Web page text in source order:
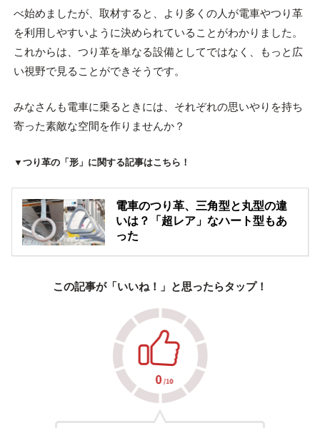
べ始めましたが、取材すると、より多くの人が電車やつり革
を利用しやすいように決められていることがわかりました。
これからは、つり革を単なる設備としてではなく、もっと広
い視野で見ることができそうです。
みなさんも電車に乗るときには、それぞれの思いやりを持ち
寄った素敵な空間を作りませんか？
▼つり革の「形」に関する記事はこちら！
電車のつり革、三角型と丸型の違
いは？「超レア」なハート型もあ
った
この記事が「いいね！」と思ったらタップ！